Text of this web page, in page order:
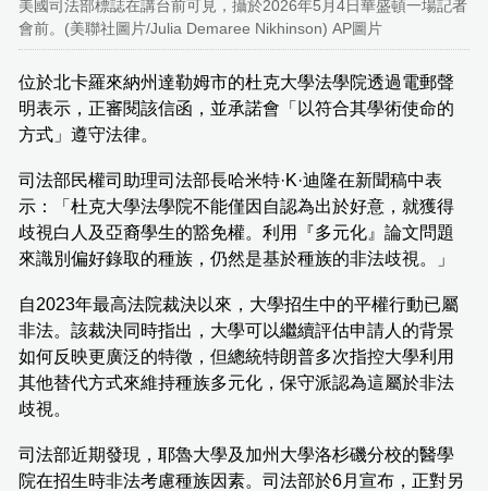
美國司法部標誌在講台前可見，攝於2026年5月4日華盛頓一場記者
會前。(美聯社圖片/Julia Demaree Nikhinson) AP圖片
位於北卡羅來納州達勒姆市的杜克大學法學院透過電郵聲
明表示，正審閱該信函，並承諾會「以符合其學術使命的
方式」遵守法律。
司法部民權司助理司法部長哈米特·K·迪隆在新聞稿中表
示：「杜克大學法學院不能僅因自認為出於好意，就獲得
歧視白人及亞裔學生的豁免權。利用『多元化』論文問題
來識別偏好錄取的種族，仍然是基於種族的非法歧視。」
自2023年最高法院裁決以來，大學招生中的平權行動已屬
非法。該裁決同時指出，大學可以繼續評估申請人的背景
如何反映更廣泛的特徵，但總統特朗普多次指控大學利用
其他替代方式來維持種族多元化，保守派認為這屬於非法
歧視。
司法部近期發現，耶魯大學及加州大學洛杉磯分校的醫學
院在招生時非法考慮種族因素。司法部於6月宣布，正對另